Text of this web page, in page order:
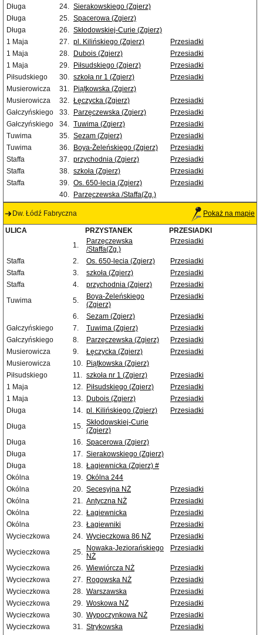
Długa
24. Sierakowskiego (Zgierz)
Długa
25. Spacerowa (Zgierz)
Długa
26. Skłodowskiej-Curie (Zgierz)
1 Maja
27. pl. Kilińskiego (Zgierz)
Przesiadki
1 Maja
28. Dubois (Zgierz)
Przesiadki
1 Maja
29. Piłsudskiego (Zgierz)
Przesiadki
Piłsudskiego
30. szkoła nr 1 (Zgierz)
Przesiadki
Musierowicza
31.
Piątkowska (Zgierz)
Musierowicza
32. Łęczycka (Zgierz)
Przesiadki
Gałczyńskiego
33. Parzęczewska (Zgierz)
Przesiadki
Gałczyńskiego
34. Tuwima (Zgierz)
Przesiadki
Tuwima
35. Sezam (Zgierz)
Przesiadki
Tuwima
36. Boya-Żeleńskiego (Zgierz)
Przesiadki
Staffa
37. przychodnia (Zgierz)
Przesiadki
Staffa
38. szkoła (Zgierz)
Przesiadki
Staffa
39. Os. 650-lecia (Zgierz)
Przesiadki
40.
Parzęczewska /Staffa(Zg.)
Dw. Łódź Fabryczna Pokaż na mapie
ULICA PRZYSTANEK
PRZESIADKI
1.
Parzęczewska
/Staffa(Zg.)
Przesiadki
Staffa 2. Os. 650-lecia (Zgierz)
Przesiadki
Staffa
3. szkoła (Zgierz)
Przesiadki
Staffa
4. przychodnia (Zgierz)
Przesiadki
Tuwima
5.
Boya-Żeleńskiego
(Zgierz)
Przesiadki
6. Sezam (Zgierz)
Przesiadki
Gałczyńskiego
7. Tuwima (Zgierz)
Przesiadki
Gałczyńskiego
8. Parzęczewska (Zgierz)
Przesiadki
Musierowicza
9. Łęczycka (Zgierz)
Przesiadki
Musierowicza
10. Piątkowska (Zgierz)
Piłsudskiego
11. szkoła nr 1 (Zgierz)
Przesiadki
1 Maja
12. Piłsudskiego (Zgierz)
Przesiadki
1 Maja
13. Dubois (Zgierz)
Przesiadki
Długa
14. pl. Kilińskiego (Zgierz)
Przesiadki
Długa
15. Skłodowskiej-Curie
(Zgierz)
Długa
16. Spacerowa (Zgierz)
Długa
17. Sierakowskiego (Zgierz)
Długa
18. Łagiewnicka (Zgierz) #
Okólna
19. Okólna 244
Okólna
20. Secesyjna NŻ
Przesiadki
Okólna
21. Antyczna NŻ
Przesiadki
Okólna
22. Łagiewnicka
Przesiadki
Okólna
23. Łagiewniki
Przesiadki
Wycieczkowa
24. Wycieczkowa 86 NŻ
Przesiadki
Wycieczkowa
25. Nowaka-Jeziorańskiego
NŻ
Przesiadki
Wycieczkowa 26. Wiewiórcza NŻ
Przesiadki
Wycieczkowa
27. Rogowska NŻ
Przesiadki
Wycieczkowa
28. Warszawska
Przesiadki
Wycieczkowa
29. Woskowa NŻ
Przesiadki
Wycieczkowa
30. Wypoczynkowa NŻ
Przesiadki
Wycieczkowa
31. Strykowska
Przesiadki